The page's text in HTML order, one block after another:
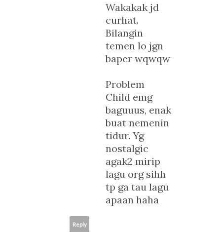
Wakakak jd
curhat.
Bilangin
temen lo jgn
baper wqwqw
Problem
Child emg
baguuus, enak
buat nemenin
tidur. Yg
nostalgic
agak2 mirip
lagu org sihh
tp ga tau lagu
apaan haha
Reply